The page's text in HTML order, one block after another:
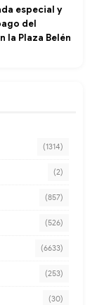
especial y
del
la Plaza Belén
(1314)
(2)
(857)
(526)
(6633)
(253)
(30)